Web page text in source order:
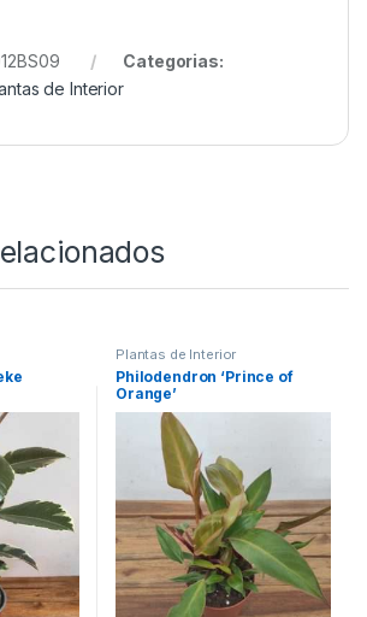
Categorias:
de Interior
Plantas de Interior
Philodendron ‘Prince of
Orange’